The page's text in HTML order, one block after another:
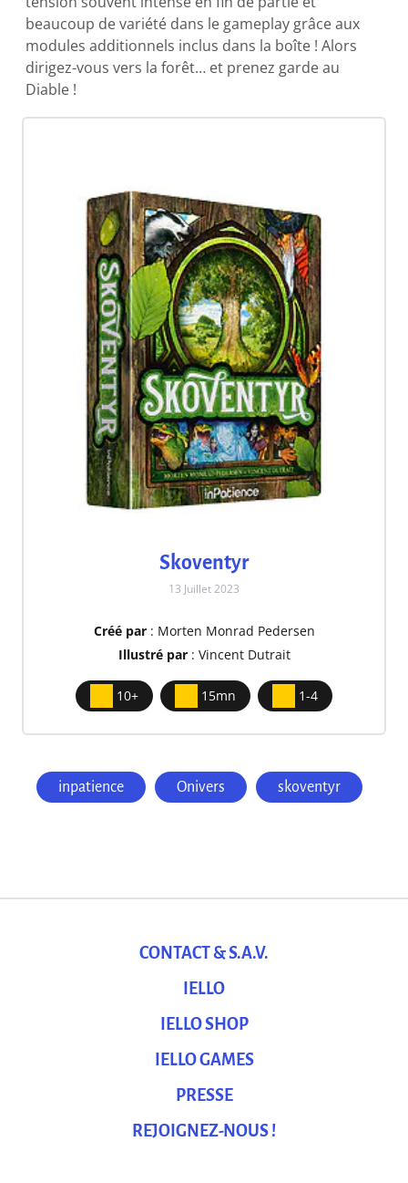
beaucoup de variété dans le gameplay grâce aux
modules additionnels inclus dans la boîte ! Alors
dirigez-vous vers la forêt… et prenez garde au
Diable !
Skoventyr
13 Juillet 2023
Créé par: Morten Monrad Pedersen
Illustré par: Vincent Dutrait
10+ 15mn 1-4
inpatience Onivers skoventyr
CONTACT & S.A.V.
IELLO
IELLO SHOP
IELLO GAMES
PRESSE
REJOIGNEZ-NOUS !